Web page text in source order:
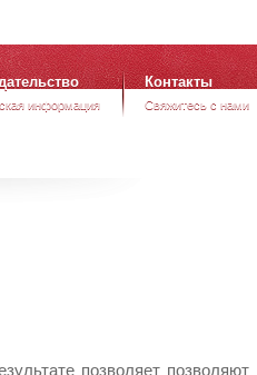
информация
Контакты
Свяжитесь с нами
позволяет позволяют